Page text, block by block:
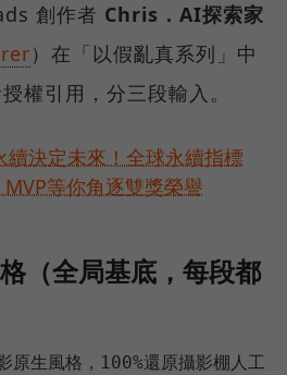
創作者 Chris．AI探索家
）在「以假亂真系列」中
權引用，分三段輸入。
續決定未來！全球永續指標
等你角逐雙獎榮譽
（全局基底，每段都
原生風格，100%還原攝影棚人工